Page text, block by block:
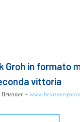
Groh in formato
vittoria
– www.brunner-